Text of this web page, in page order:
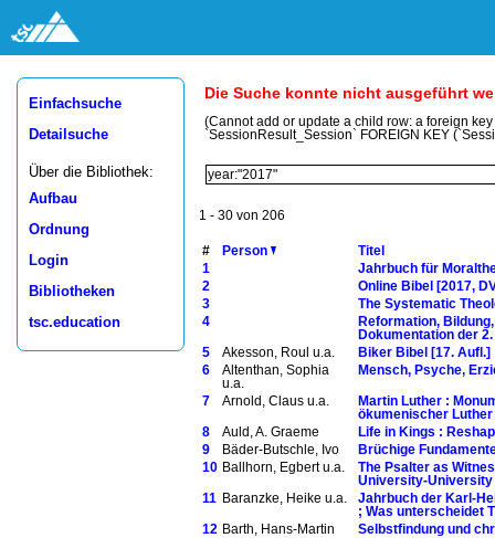
Einfachsuche
Detailsuche
Über die Bibliothek:
Aufbau
Ordnung
Login
Bibliotheken
tsc.education
Die Suche konnte nicht ausgeführt
(Cannot add or update a child row: a foreign
`SessionResult_Session` FOREIGN KEY
1 - 30 von 206
# Person
Titel
1
Jahrbuch für
2
Online Bibel [2017,
3
The Systematic
4
Reformation,
Dokumentation der
5
Akesson, Roul u.a.
Biker Bibel [17. Aufl.]
6
Altenthan, Sophia
u.a.
Mensch, Psyche,
7 Arnold, Claus u.a.
Martin Luther :
ökumenischer Luther
8
Auld, A. Graeme
Life in Kings :
9
Bäder-Butschle, Ivo
Brüchige
10 Ballhorn, Egbert u.a.
The Psalter as
University-University
11
Baranzke, Heike u.a.
Jahrbuch der Karl-
; Was unterscheidet
12 Barth, Hans-Martin
Selbstfindung und